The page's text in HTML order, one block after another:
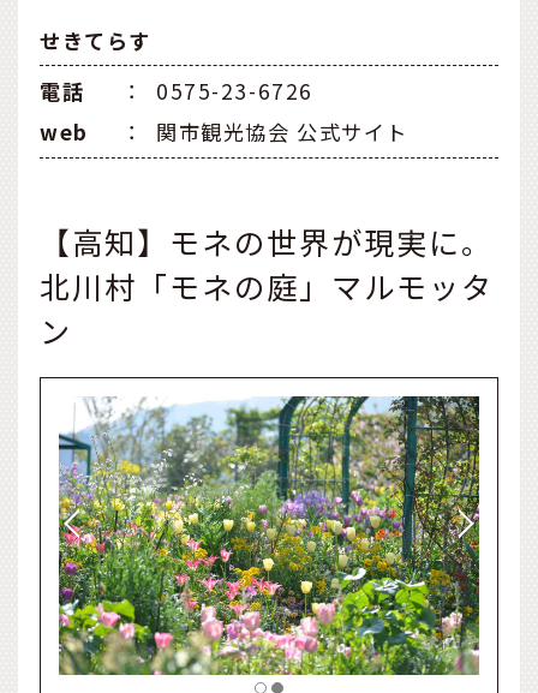
せきてらす
電話
：
0575-23-6726
web
： 関市観光協会 公式サイト
【高知】モネの世界が現実に。
北川村「モネの庭」マルモッタ
ン